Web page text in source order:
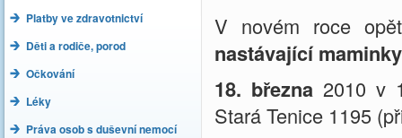
Platby ve zdravotnictví
Děti a rodiče, porod
Očkování
Léky
Práva osob s duševní nemocí
V novém roce
nastávající maminky
18. března 2010 v
Stará Tenice 1195